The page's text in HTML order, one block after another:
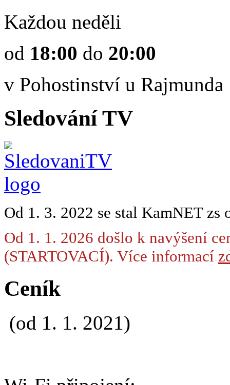
Každou neděli
od 18:00 do 20:00
v Pohostinství u Rajmunda
Sledování TV
Od 1. 3. 2022 se stal KamNET
Od 1. 1. 2026 došlo k navýšení
(STARTOVACÍ). Více informací
Ceník
(od 1. 1. 2021)